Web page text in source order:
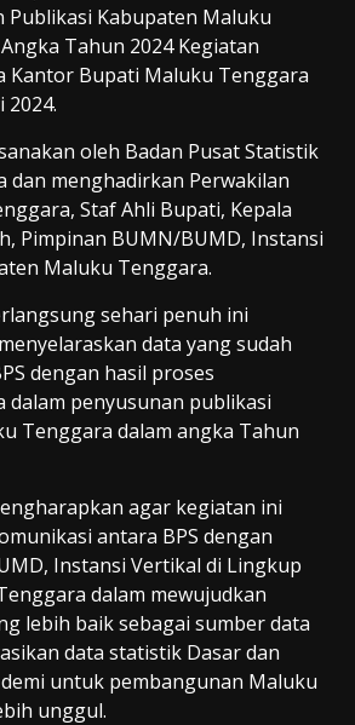
Publikasi Kabupaten Maluku
Tahun 2024 Kegiatan
Kantor Bupati Maluku Tenggara
2024.
oleh Badan Pusat Statistik
dan menghadirkan Perwakilan
Staf Ahli Bupati, Kepala
Pimpinan BUMN/BUMD, Instansi
Maluku Tenggara.
sehari penuh ini
data yang sudah
dengan hasil proses
dalam penyusunan publikasi
Tenggara dalam angka Tahun
agar kegiatan ini
antara BPS dengan
Instansi Vertikal di Lingkup
dalam mewujudkan
lebih baik sebagai sumber data
data statistik Dasar dan
untuk pembangunan Maluku
unggul.